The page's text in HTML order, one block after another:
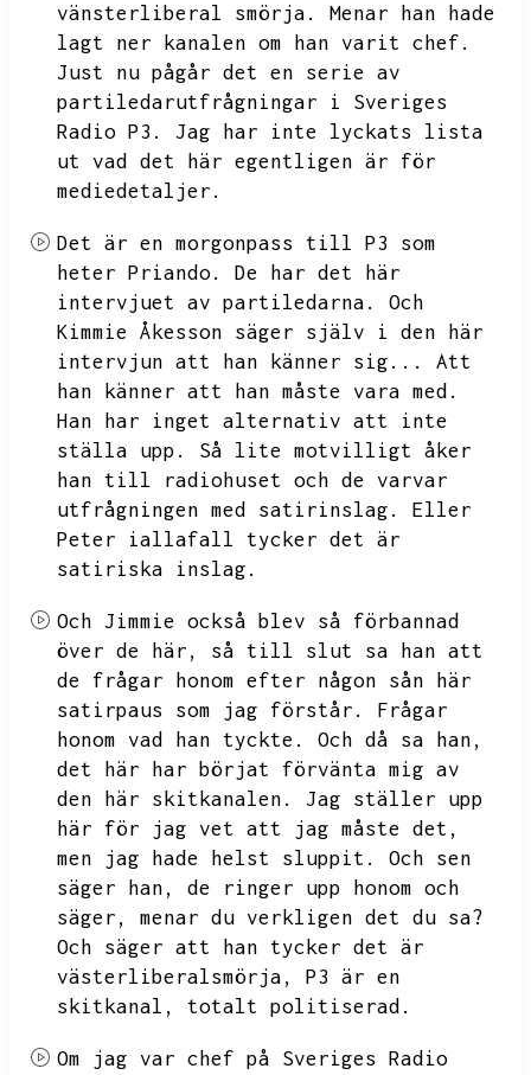
vänsterliberal smörja.
Menar han hade
lagt ner kanalen om han varit chef.
Just nu pågår det en serie av
partiledarutfrågningar i Sveriges
Radio P3.
Jag har inte lyckats lista
ut vad det här egentligen är för
mediedetaljer.
Det är en morgonpass till P3 som
heter Priando.
De har det här
intervjuet av partiledarna.
Och
Kimmie Åkesson säger själv i den här
intervjun att han känner sig...
Att
han känner att han måste vara med.
Han har inget alternativ att inte
ställa upp.
Så lite motvilligt åker
han till radiohuset och de varvar
utfrågningen med satirinslag.
Eller
Peter iallafall tycker det är
satiriska inslag.
Och Jimmie också blev så förbannad
över de här,
så till slut sa han att
de frågar honom efter någon sån här
satirpaus som jag förstår.
Frågar
honom vad han tyckte.
Och då sa han,
det här har börjat förvänta mig av
den här skitkanalen.
Jag ställer upp
här för jag vet att jag måste det,
men jag hade helst sluppit.
Och sen
säger han,
de ringer upp honom och
säger,
menar du verkligen det du sa?
Och säger att han tycker det är
västerliberalsmörja,
P3 är en
skitkanal,
totalt politiserad.
Om jag var chef på Sveriges Radio